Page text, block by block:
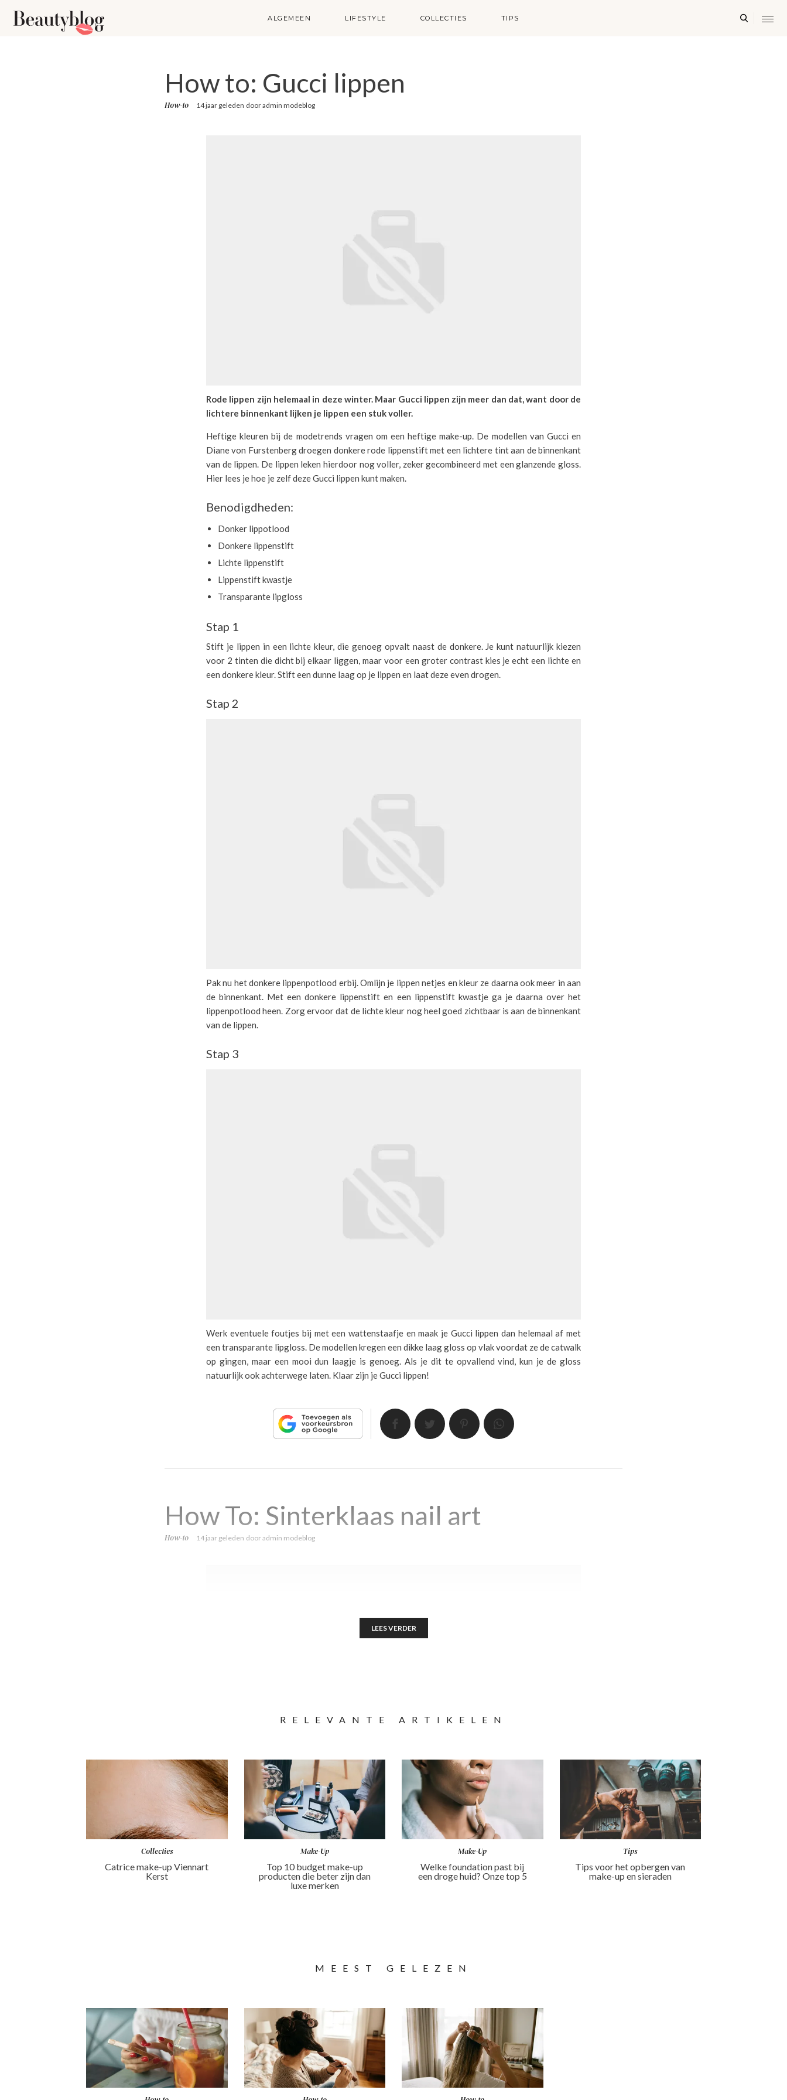
ALGEMEEN LIFESTYLE COLLECTIES TIPS
How to: Gucci lippen
How-to 14 jaar geleden dooradmin modeblog
Rode lippen zijn helemaal in deze winter. Maar Gucci lippen zijn meer dan dat, want door de
lichtere binnenkant lijken je lippen een stuk voller.
Heftige kleuren bij de modetrends vragen om een heftige make-up. De modellen van Gucci en
Diane von Furstenberg droegen donkere rode lippenstift met een lichtere tint aan de binnenkant
van de lippen. De lippen leken hierdoor nog voller, zeker gecombineerd met een glanzende gloss.
Hier lees je hoe je zelf deze Gucci lippen kunt maken.
Benodigdheden:
Donker lippotlood
Donkere lippenstift
Lichte lippenstift
Lippenstift kwastje
Transparante lipgloss
Stap 1
Stift je lippen in een lichte kleur, die genoeg opvalt naast de donkere. Je kunt natuurlijk kiezen
voor 2 tinten die dicht bij elkaar liggen, maar voor een groter contrast kies je echt een lichte en
een donkere kleur. Stift een dunne laag op je lippen en laat deze even drogen.
Stap 2
Pak nu het donkere lippenpotlood erbij. Omlijn je lippen netjes en kleur ze daarna ook meer in aan
de binnenkant. Met een donkere lippenstift en een lippenstift kwastje ga je daarna over het
lippenpotlood heen. Zorg ervoor dat de lichte kleur nog heel goed zichtbaar is aan de binnenkant
van de lippen.
Stap 3
Werk eventuele foutjes bij met een wattenstaafje en maak je Gucci lippen dan helemaal af met
een transparante lipgloss. De modellen kregen een dikke laag gloss op vlak voordat ze de catwalk
op gingen, maar een mooi dun laagje is genoeg. Als je dit te opvallend vind, kun je de gloss
natuurlijk ook achterwege laten. Klaar zijn je Gucci lippen!
How To: Sinterklaas nail art
How-to 14 jaar geleden dooradmin modeblog
LEES VERDER
RELEVANTE ARTIKELEN
Collecties
Catrice make-up Viennart
Kerst
Make-Up
Top 10 budget make-up
producten die beter zijn dan
luxe merken
Make-Up
Welke foundation past bij
een droge huid? Onze top 5
Tips
Tips voor het opbergen van
make-up en sieraden
MEEST GELEZEN